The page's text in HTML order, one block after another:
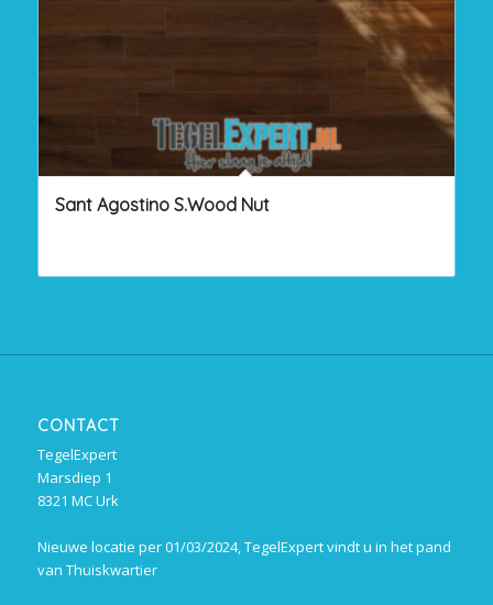
Sant Agostino S.Wood Nut
CONTACT
TegelExpert
Marsdiep 1
8321 MC Urk
Nieuwe locatie per 01/03/2024, TegelExpert vindt u in het pand
van Thuiskwartier